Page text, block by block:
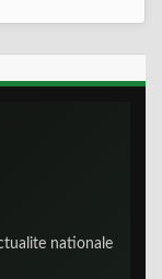
nationale